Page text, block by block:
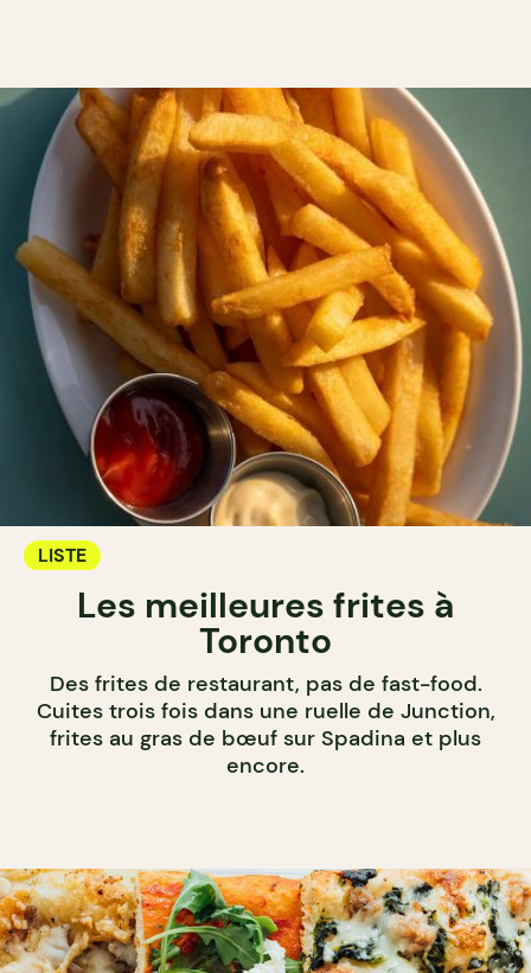
LISTE
Les meilleures frites à
Toronto
Des frites de restaurant, pas de fast-food.
Cuites trois fois dans une ruelle de Junction,
frites au gras de bœuf sur Spadina et plus
encore.